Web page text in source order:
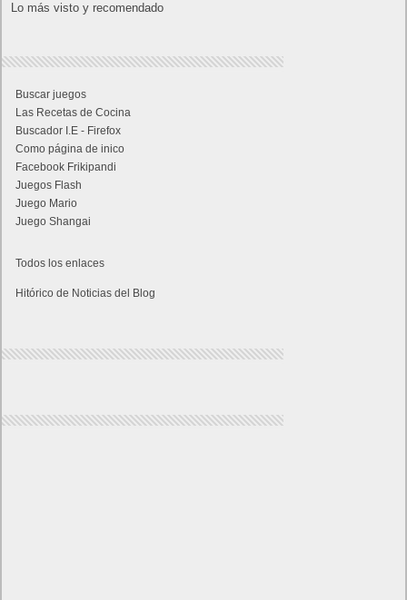
Lo más visto y recomendado
Buscar juegos
Las Recetas de Cocina
Buscador I.E - Firefox
Como página de inico
Facebook Frikipandi
Juegos Flash
Juego Mario
Juego Shangai
Todos los enlaces
Hitórico de Noticias del Blog